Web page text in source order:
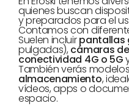
quienes buscan
y preparados para el
Contamos con
Suelen incluirpantallas
pulgadas), cámaras
conectividad 4G o 5G
También verás
almacenamiento,
vídeos, apps o
espacio.